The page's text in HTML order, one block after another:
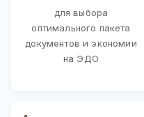
для выбора
оптимального пакета
документов и экономии
на ЭДО